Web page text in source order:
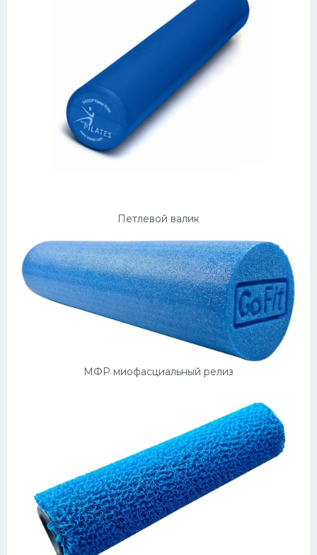
Петлевой валик
МФР миофасциальный релиз